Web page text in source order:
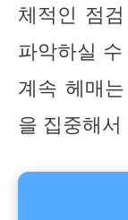
체적인 점
파악하실
계속 헤매
을 집중해